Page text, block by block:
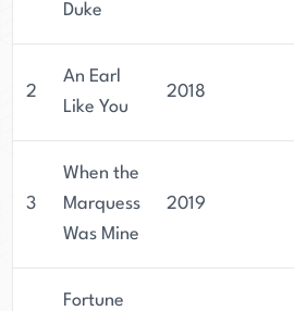
Duke
2
An Earl
Like You
2018
3
When the
Marquess
Was Mine
2019
Fortune